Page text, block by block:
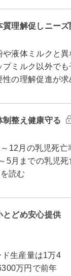
質理解促しニー
液体ミルクと異
ミルク以外で
性の理解促進が
制整え健康守る
12月の乳児死亡
5月までの乳児
読む
とどめ安心提供
生産量は1万4
万円で前年